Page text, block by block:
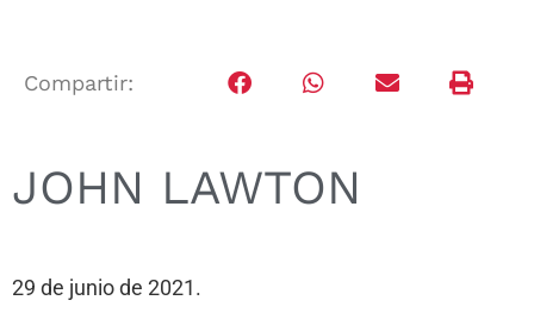
Compartir:
JOHN LAWTON
29 de junio de 2021.